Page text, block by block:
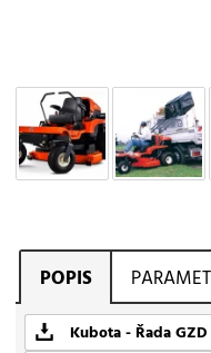
POPIS
Kubota - Řada GZD